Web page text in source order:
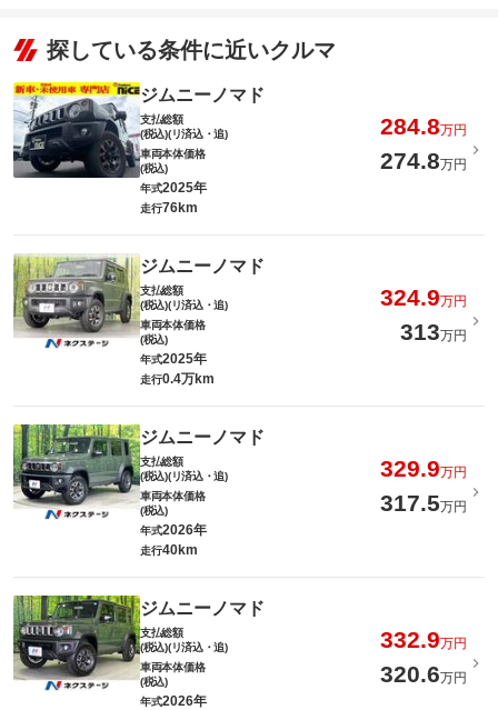
探している条件に近いクルマ
ジムニーノマド
支払総額
(税込)(リ済込・追)
284.8万円
車両本体価格
(税込)
274.8万円
年式2025年
走行76km
ジムニーノマド
支払総額
(税込)(リ済込・追)
324.9万円
車両本体価格
(税込)
313万円
年式2025年
走行0.4万km
ジムニーノマド
支払総額
(税込)(リ済込・追)
329.9万円
車両本体価格
(税込)
317.5万円
年式2026年
走行40km
ジムニーノマド
支払総額
(税込)(リ済込・追)
332.9万円
車両本体価格
(税込)
320.6万円
年式2026年